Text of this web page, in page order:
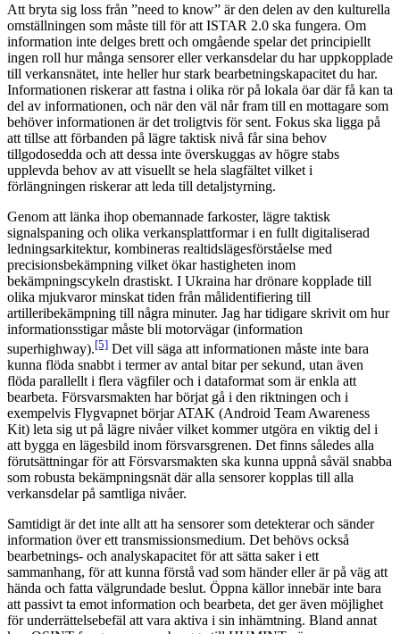
Att bryta sig loss från ”need to know” är den delen av den kulturella
omställningen som måste till för att ISTAR 2.0 ska fungera. Om
information inte delges brett och omgående spelar det principiellt
ingen roll hur många sensorer eller verkansdelar du har uppkopplade
till verkansnätet, inte heller hur stark bearbetningskapacitet du har.
Informationen riskerar att fastna i olika rör på lokala öar där få kan ta
del av informationen, och när den väl når fram till en mottagare som
behöver informationen är det troligtvis för sent. Fokus ska ligga på
att tillse att förbanden på lägre taktisk nivå får sina behov
tillgodosedda och att dessa inte överskuggas av högre stabs
upplevda behov av att visuellt se hela slagfältet vilket i
förlängningen riskerar att leda till detaljstyrning.
Genom att länka ihop obemannade farkoster, lägre taktisk
signalspaning och olika verkansplattformar i en fullt digitaliserad
ledningsarkitektur, kombineras realtidslägesförståelse med
precisionsbekämpning vilket ökar hastigheten inom
bekämpningscykeln drastiskt. I Ukraina har drönare kopplade till
olika mjukvaror minskat tiden från målidentifiering till
artilleribekämpning till några minuter. Jag har tidigare skrivit om hur
informationsstigar måste bli motorvägar (information
superhighway).[5] Det vill säga att informationen måste inte bara
kunna flöda snabbt i termer av antal bitar per sekund, utan även
flöda parallellt i flera vägfiler och i dataformat som är enkla att
bearbeta. Försvarsmakten har börjat gå i den riktningen och i
exempelvis Flygvapnet börjar ATAK (Android Team Awareness
Kit) leta sig ut på lägre nivåer vilket kommer utgöra en viktig del i
att bygga en lägesbild inom försvarsgrenen. Det finns således alla
förutsättningar för att Försvarsmakten ska kunna uppnå såväl snabba
som robusta bekämpningsnät där alla sensorer kopplas till alla
verkansdelar på samtliga nivåer.
Samtidigt är det inte allt att ha sensorer som detekterar och sänder
information över ett transmissionsmedium. Det behövs också
bearbetnings- och analyskapacitet för att sätta saker i ett
sammanhang, för att kunna förstå vad som händer eller är på väg att
hända och fatta välgrundade beslut. Öppna källor innebär inte bara
att passivt ta emot information och bearbeta, det ger även möjlighet
för underrättelsebefäl att vara aktiva i sin inhämtning. Bland annat